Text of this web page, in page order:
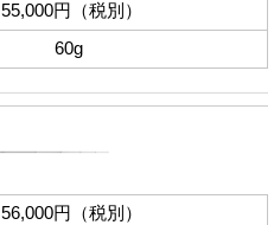
55,000円（税別）
60g
56,000円（税別）